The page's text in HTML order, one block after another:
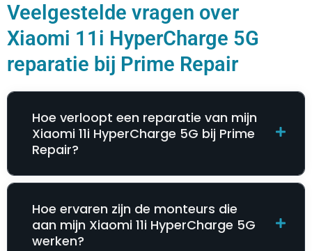
Veelgestelde vragen over
Xiaomi 11i HyperCharge 5G
reparatie bij Prime Repair
Hoe verloopt een reparatie van mijn
Xiaomi 11i HyperCharge 5G bij Prime
Repair?
Hoe ervaren zijn de monteurs die
aan mijn Xiaomi 11i HyperCharge 5G
werken?